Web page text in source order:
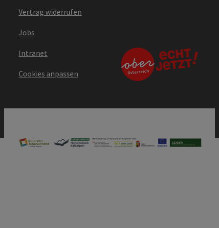
Vertrag widerrufen
Jobs
Intranet
Cookies anpassen